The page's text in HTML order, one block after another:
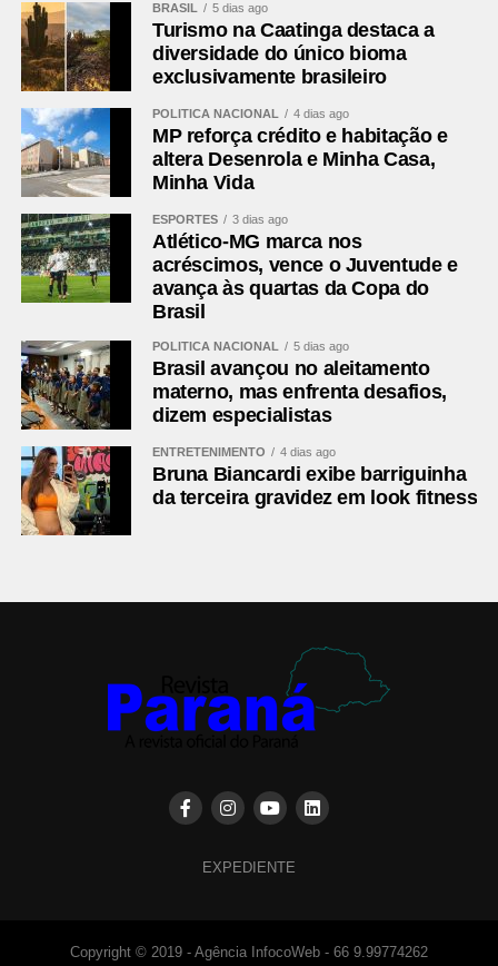
BRASIL 5 dias ago
Turismo na Caatinga destaca a
diversidade do único bioma
exclusivamente brasileiro
POLÍTICA NACIONAL 4 dias ago
MP reforça crédito e habitação e
altera Desenrola e Minha Casa,
Minha Vida
ESPORTES 3 dias ago
Atlético-MG marca nos
acréscimos, vence o Juventude e
avança às quartas da Copa do
Brasil
POLÍTICA NACIONAL 5 dias ago
Brasil avançou no aleitamento
materno, mas enfrenta desafios,
dizem especialistas
ENTRETENIMENTO 4 dias ago
Bruna Biancardi exibe barriguinha
da terceira gravidez em look fitness
EXPEDIENTE
Copyright © 2019 - Agência InfocoWeb - 66 9.99774262